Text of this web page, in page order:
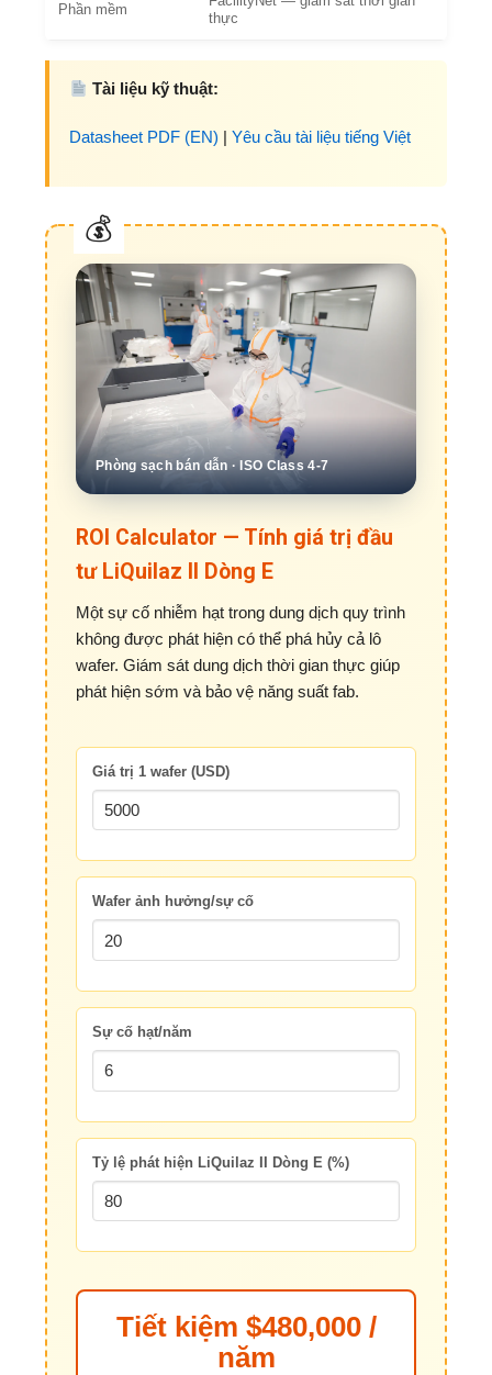
Phần mềm
thực
Tài liệu kỹ thuật:
Datasheet PDF (EN) | Yêu cầu tài liệu tiếng Việt
ROI Calculator — Tính giá trị đầu
tư LiQuilaz II Dòng E
Một sự cố nhiễm hạt trong dung dịch quy trình
không được phát hiện có thể phá hủy cả lô
wafer. Giám sát dung dịch thời gian thực giúp
phát hiện sớm và bảo vệ năng suất fab.
Giá trị 1 wafer (USD)
Wafer ảnh hưởng/sự cố
Sự cố hạt/năm
Tỷ lệ phát hiện LiQuilaz II Dòng E (%)
Tiết kiệm $480,000 /
năm